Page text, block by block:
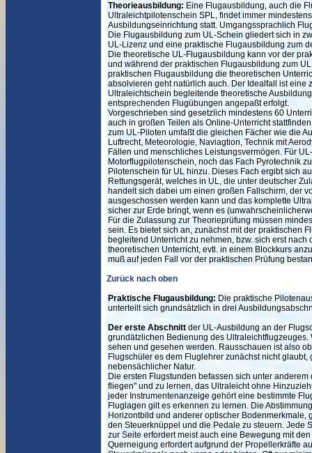
Theorieausbildung: Eine Flugausbildung, auch die
Ultraleichtpilotenschein SPL, findet immer
Ausbildungseinrichtung statt. Umgangssprachlich
Die Flugausbildung zum UL-Schein gliedert sich in
UL-Lizenz und eine praktische Flugausbildung zum
Die theoretische UL-Flugausbildung kann vor der
und während der praktischen Flugausbildung zum
praktischen Flugausbildung die theoretischen
absolvieren geht natürlich auch. Der Idealfall ist eine
Ultraleichtschein begleitende theoretische
entsprechenden Flugübungen angepaßt erfolgt.
Vorgeschrieben sind gesetzlich mindestens 60
auch in großen Teilen als Online-Unterricht
zum UL-Piloten umfaßt die gleichen Fächer wie die
Luftrecht, Meteorologie, Naviagtion, Technik mit
Fällen und menschliches Leistungsvermögen. Für
Motorflugpilotenschein, noch das Fach Pyrotechnik
Pilotenschein für UL hinzu. Dieses Fach ergibt sich
Rettungsgerät, welches in UL, die unter deutscher
handelt sich dabei um einen großen Fallschirm, der
ausgeschossen werden kann und das komplette
sicher zur Erde bringt, wenn es
Für die Zulassung zur Theorieprüfung müssen
sein. Es bietet sich an, zunächst mit der praktischen
begleitend Unterricht zu nehmen, bzw. sich erst nach
theoretischen Unterricht, evtl. in einem Blockkurs
muß auf jeden Fall vor der praktischen Prüfung
Zurück nach oben
Praktische Flugausbildung: Die praktische
unterteilt sich grundsätzlich in drei
Der erste Abschnitt der UL-Ausbildung an der
grundätzlichen Bedienung des Ultraleichtflugzeuges.
sehen und gesehen werden. Rausschauen ist also
Flugschüler es dem Fluglehrer zunächst nicht
nebensächlicher Natur.
Die ersten Flugstunden befassen sich unter
fliegen" und zu lernen, das Ultraleicht ohne
jeder Instrumentenanzeige gehört eine bestimmte
Fluglagen gilt es erkennen zu lernen. Die
Horizontbild und anderer optischer Bodenmerkmale,
den Steuerknüppel und die Pedale zu steuern. Jede
zur Seite erfordert meist auch eine Bewegung mit
Querneigung erfordert aufgrund der Propellerkräfte